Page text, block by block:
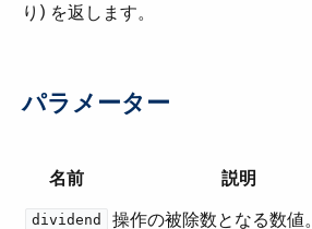
り) を返します。
パラメーター
名前 説明
dividend 操作の被除数となる数値。